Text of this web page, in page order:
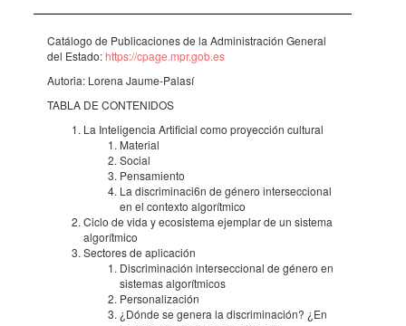
Catá­logo de Publi­ca­ci­o­nes de la Admi­nis­tra­ción Gene­ral
del Estado:https://cpage.mpr.gob.es
Auto­ria: Lorena Jaume-Palasí
TABLA DE CONTE­NI­DOS
La Inte­li­gen­cia Arti­fi­cial como proyec­ción cultu­ral
Mate­rial
Social
Pensa­mi­ento
La discri­mi­na­ci6n de género inter­sec­ci­o­nal
en el contexto algo­rít­mico
Ciclo de vida y ecosis­tema ejem­plar de un sistema
algo­rít­mico
Secto­res de apli­ca­ción
Discri­mi­na­ción inter­sec­ci­o­nal de género en
siste­mas algo­rít­mi­cos
Perso­na­li­za­ción
¿Dónde se genera la discri­mi­na­ción? ¿En